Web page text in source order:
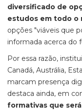
diversificado de
estudos em todo o
opções "viáveis que
informada acerca do
Por essa razão,
Canadá, Austrália,
marcam presença
destaca ainda, em
formativas que